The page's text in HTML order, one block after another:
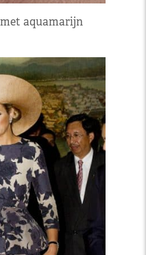
aquamarijn